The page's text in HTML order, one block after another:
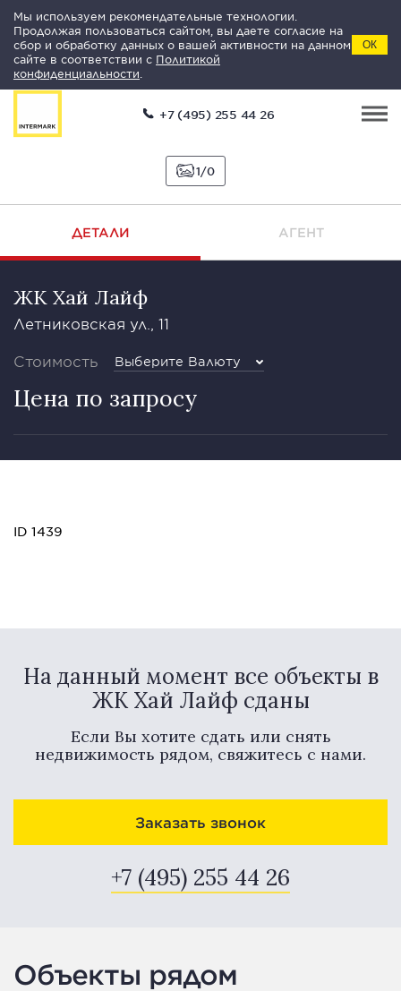
Мы используем рекомендательные технологии.
Продолжая пользоваться сайтом, вы даете согласие на
сбор и обработку данных о вашей активности на данном
сайте в соответствии с Политикой
конфиденциальности
ОК
+7 (495) 255 44 26
1 0
ДЕТАЛИ АГЕНТ
ЖК Хай Лайф
Летниковская ул., 11
Стоимость Выберите Валюту
Цена по запросу
ID 1439
На данный момент все объекты в
ЖК Хай Лайф сданы
Если Вы хотите сдать или снять
недвижимость рядом, свяжитесь с нами.
Заказать звонок
+7 (495) 255 44 26
Объекты рядом